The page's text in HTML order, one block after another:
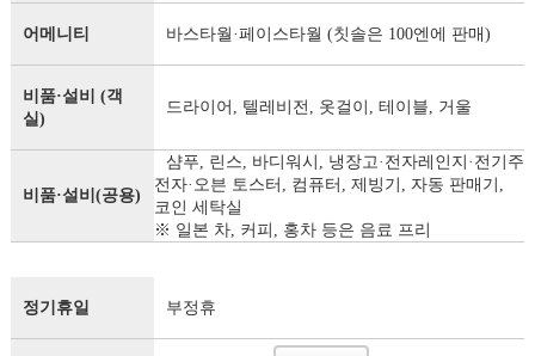
어메니티 바스타월·페이스타월 (칫솔은 100엔에 판매)
비품·설비 (객
실)
드라이어, 텔레비전, 옷걸이, 테이블, 거울
비품·설비(공용)
샴푸, 린스, 바디워시, 냉장고·전자레인지·전기주
전자·오븐 토스터, 컴퓨터, 제빙기, 자동 판매기,
코인 세탁실
※ 일본 차, 커피, 홍차 등은 음료 프리
정기휴일 부정휴